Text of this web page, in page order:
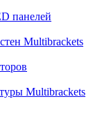
панелей
Multibrackets
Multibrackets